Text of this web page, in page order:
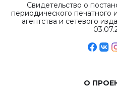
Свидетельство о
периодического печатного
агентства и сетевого
О